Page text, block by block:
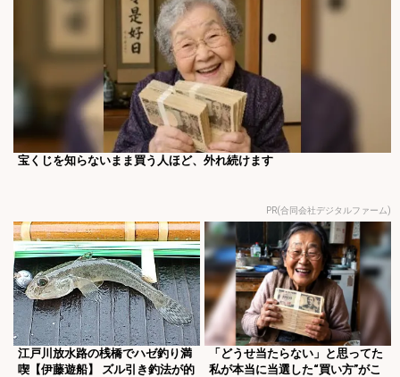
宝くじを知らないまま買う人ほど、外れ続けます
PR(合同会社デジタルファーム)
江戸川放水路の桟橋でハゼ釣り満
喫【伊藤遊船】 ズル引き釣法が的
「どうせ当たらない」と思ってた
私が本当に当選した“買い方”がこ